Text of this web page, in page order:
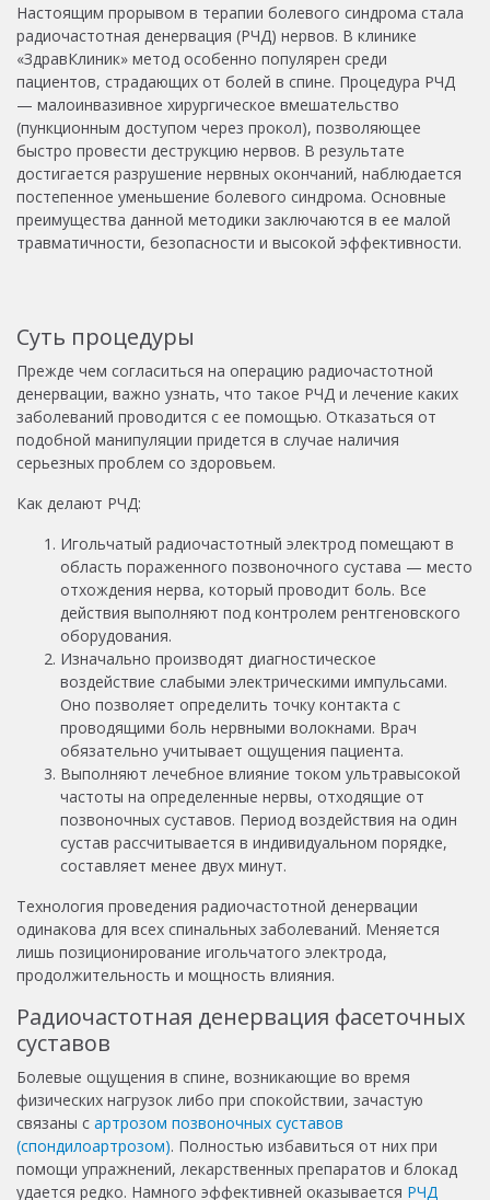
Настоящим прорывом в терапии болевого синдрома стала
радиочастотная денервация (РЧД) нервов. В клинике
«ЗдравКлиник» метод особенно популярен среди
пациентов, страдающих от болей в спине. Процедура РЧД
— малоинвазивное хирургическое вмешательство
(пункционным доступом через прокол), позволяющее
быстро провести деструкцию нервов. В результате
достигается разрушение нервных окончаний, наблюдается
постепенное уменьшение болевого синдрома. Основные
преимущества данной методики заключаются в ее малой
травматичности, безопасности и высокой эффективности.
Суть процедуры
Прежде чем согласиться на операцию радиочастотной
денервации, важно узнать, что такое РЧД и лечение каких
заболеваний проводится с ее помощью. Отказаться от
подобной манипуляции придется в случае наличия
серьезных проблем со здоровьем.
Как делают РЧД:
Игольчатый радиочастотный электрод помещают в
область пораженного позвоночного сустава — место
отхождения нерва, который проводит боль. Все
действия выполняют под контролем рентгеновского
оборудования.
Изначально производят диагностическое
воздействие слабыми электрическими импульсами.
Оно позволяет определить точку контакта с
проводящими боль нервными волокнами. Врач
обязательно учитывает ощущения пациента.
Выполняют лечебное влияние током ультравысокой
частоты на определенные нервы, отходящие от
позвоночных суставов. Период воздействия на один
сустав рассчитывается в индивидуальном порядке,
составляет менее двух минут.
Технология проведения радиочастотной денервации
одинакова для всех спинальных заболеваний. Меняется
лишь позиционирование игольчатого электрода,
продолжительность и мощность влияния.
Радиочастотная денервация фасеточных
суставов
Болевые ощущения в спине, возникающие во время
физических нагрузок либо при спокойствии, зачастую
связаны с артрозом позвоночных суставов
(спондилоартрозом). Полностью избавиться от них при
помощи упражнений, лекарственных препаратов и блокад
удается редко. Намного эффективней оказывается РЧД